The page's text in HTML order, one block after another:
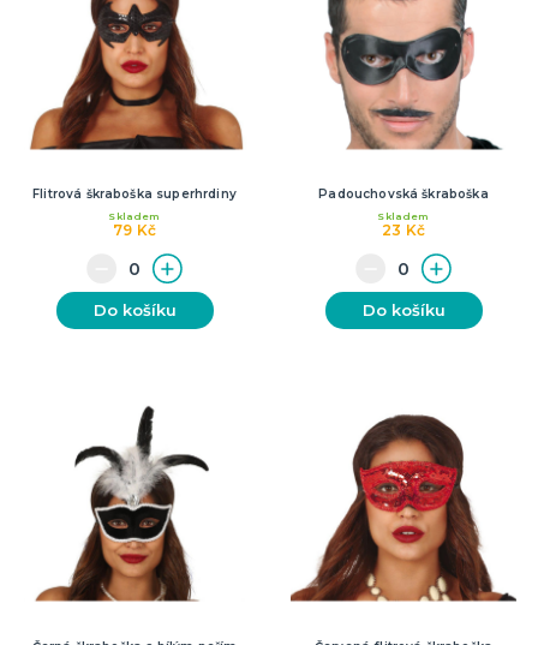
Flitrová škraboška superhrdiny
79 Kč
Skladem
Do košíku
Padouchovská škraboška
23 Kč
Skladem
Do košíku